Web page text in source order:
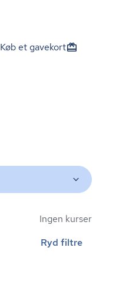
Køb et gavekort
Ingen kurser
Ryd filtre